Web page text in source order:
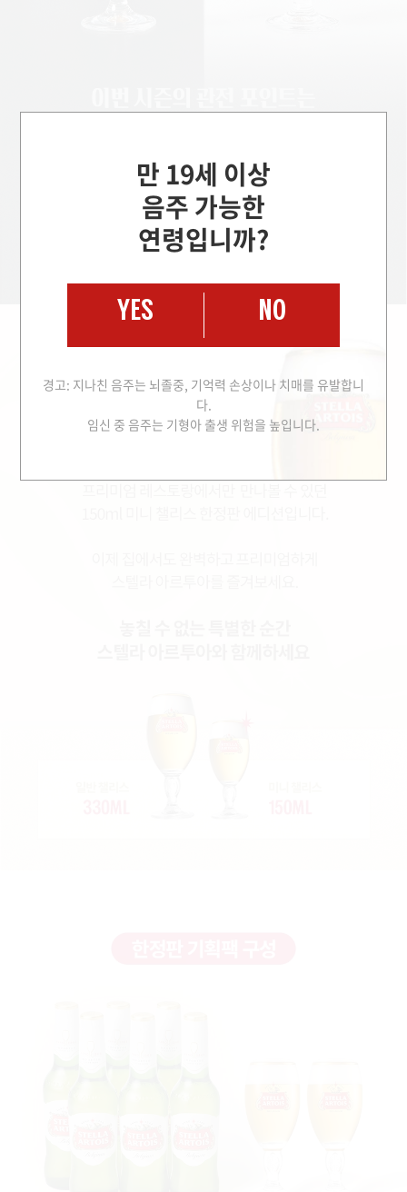
만 19세 이상
음주 가능한
연령입니까?
YES NO
경고: 지나친 음주는 뇌졸중, 기억력 손상이나 치매를 유발합니
다.
임신 중 음주는 기형아 출생 위험을 높입니다.